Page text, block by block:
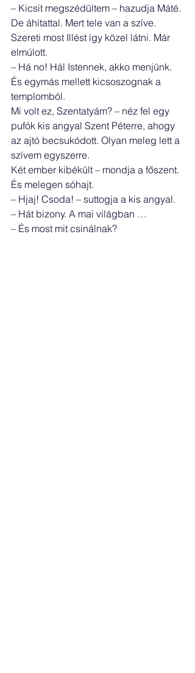
– Kicsit megszédültem – hazudja Máté.
De áhítattal. Mert tele van a szíve.
Szereti most Illést így közel látni. Már
elmúlott.
– Há no! Hál Istennek, akko menjünk.
És egymás mellett kicsoszognak a
templomból.
Mi volt ez, Szentatyám? – néz fel egy
pufók kis angyal Szent Péterre, ahogy
az ajtó becsukódott. Olyan meleg lett a
szívem egyszerre.
Két ember kibékült – mondja a főszent.
És melegen sóhajt.
– Hjaj! Csoda! – suttogja a kis angyal.
– Hát bizony. A mai világban …
– És most mit csinálnak?